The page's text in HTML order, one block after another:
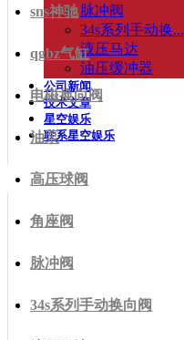
脉冲阀
34s系列手动换...
液压马达
油压缓冲器
公司新闻
技术文章
星空娱乐
联系星空娱乐
sns神驰
qgbz气缸
电磁换向阀
油泵
高压球阀
角座阀
脉冲阀
34s系列手动换向阀